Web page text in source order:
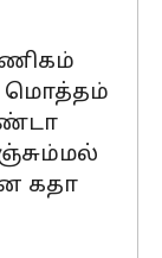
மொத்தம்
கதா